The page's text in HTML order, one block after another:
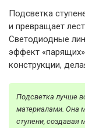
Подсветка
и превращает
Светодиодные
эффект
конструкции,
Подсветка лучше
материалами. Она
ступени, создавая